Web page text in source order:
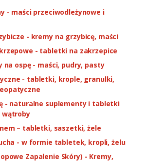
- maści przeciwodleżynowe i
- kremy na grzybicę, maści
- tabletki na zakrzepice
na ospę - maści, pudry, pasty
- tabletki, krople, granulki,
- naturalne suplementy i tabletki
wątroby
– tabletki, saszetki, żele
- w formie tabletek, kropli, żelu
Zapalenie Skóry) - Kremy,